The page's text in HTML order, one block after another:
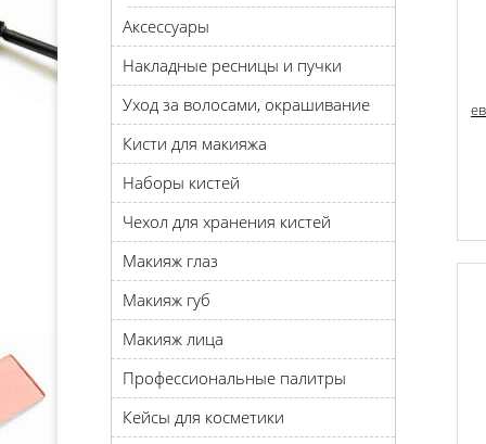
Аксессуары
Накладные ресницы и пучки
Уход за волосами, окрашивание
Кисти для макияжа
Наборы кистей
Чехол для хранения кистей
Макияж глаз
Макияж губ
Макияж лица
Профессиональные палитры
Кейсы для косметики